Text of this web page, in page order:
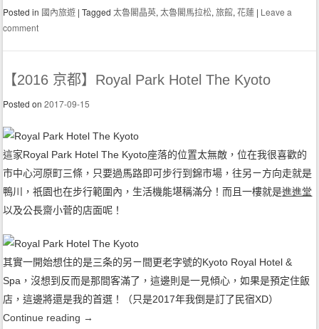
Posted in 國內旅遊 |Tagged太魯閣晶英,太魯閣馬拉松,旅館,花蓮 | Leave a
comment
【2016 京都】Royal Park Hotel The Kyoto
Posted on2017-09-15
這家Royal Park Hotel The Kyoto座落的位置太無敵，位在我很喜歡的
市中心河原町三條，只要過馬路即可步行到錦市場，往另ㄧ方向走就是
鴨川，祇園也在步行範圍內，生活機能堪稱滿分！而且一樓就是進進堂
以及公長齋小菅的店面呢！
其實一開始想住的是三条的另ㄧ間更老字號的Kyoto Royal Hotel &
Spa，沒想到反而是那間客滿了，這邊則是一見傾心，如果是預定住飯
店，這邊將還是我的首選！（只是2017年我倒是訂了民宿XD）
Continue reading →